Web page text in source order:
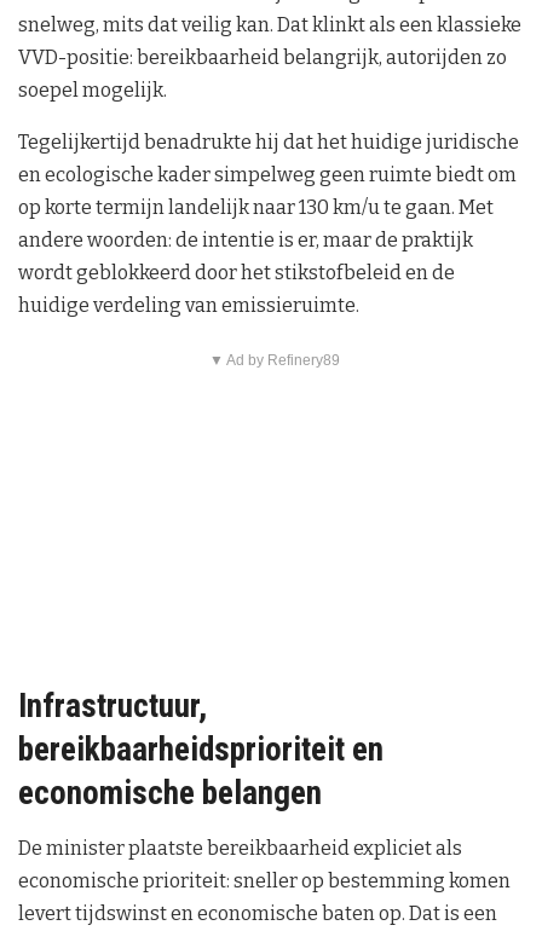
snelweg, mits dat veilig kan. Dat klinkt als een klassieke
VVD-positie: bereikbaarheid belangrijk, autorijden zo
soepel mogelijk.
Tegelijkertijd benadrukte hij dat het huidige juridische
en ecologische kader simpelweg geen ruimte biedt om
op korte termijn landelijk naar 130 km/u te gaan. Met
andere woorden: de intentie is er, maar de praktijk
wordt geblokkeerd door het stikstofbeleid en de
huidige verdeling van emissieruimte.
▼ Ad by Refinery89
Infrastructuur,
bereikbaarheidsprioriteit en
economische belangen
De minister plaatste bereikbaarheid expliciet als
economische prioriteit: sneller op bestemming komen
levert tijdswinst en economische baten op. Dat is een